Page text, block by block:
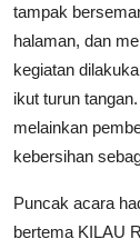
tampak
halaman, dan
kegiatan
ikut turun
melainkan
kebersihan
Puncak acara
bertema KILAU